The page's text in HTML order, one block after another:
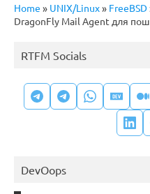
Home » UNIX/Linux» FreeBSD
DragonFly Mail Agent для
RTFM Socials
DevOops